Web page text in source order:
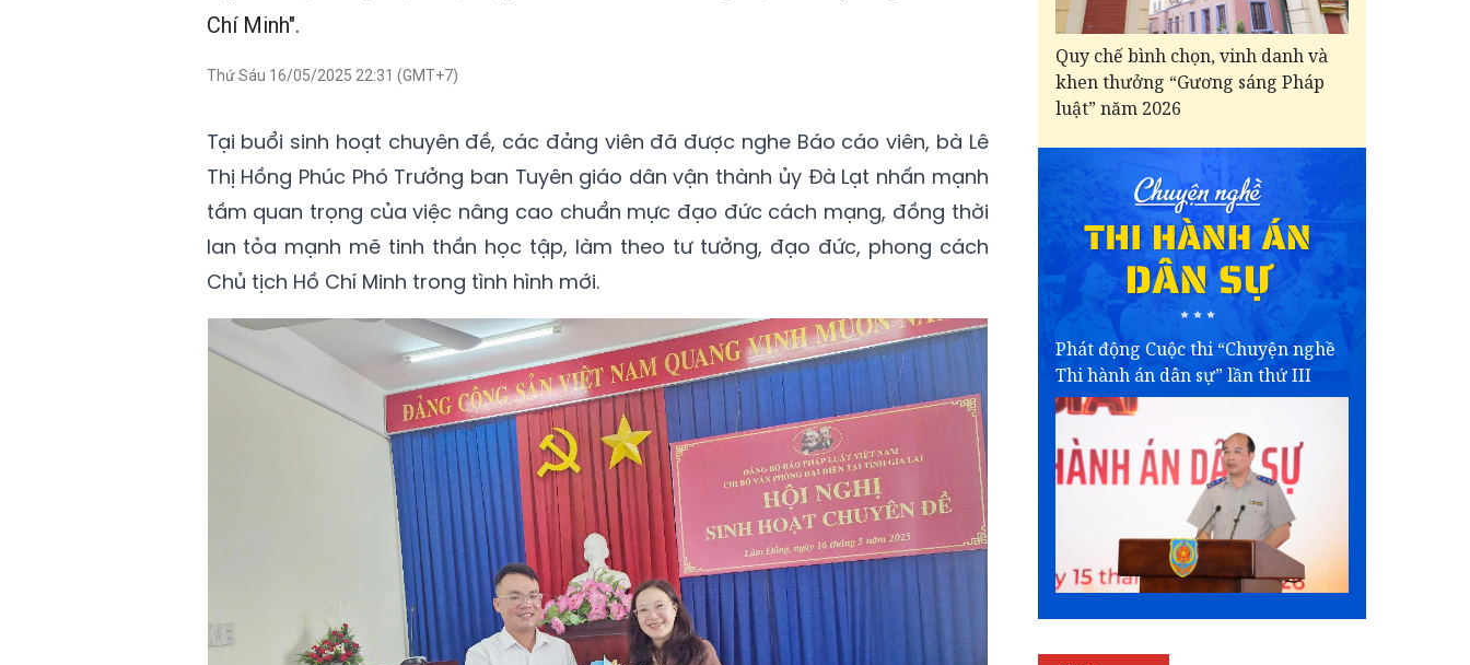
Chí Minh".
Thứ Sáu 16/05/2025 22:31 (GMT+7)
Tại buổi sinh hoạt chuyên đề, các đảng viên đã được nghe Báo cáo viên, bà Lê
Thị Hồng Phúc Phó Trưởng ban Tuyên giáo dân vận thành ủy Đà Lạt nhấn mạnh
tầm quan trọng của việc nâng cao chuẩn mực đạo đức cách mạng, đồng thời
lan tỏa mạnh mẽ tinh thần học tập, làm theo tư tưởng, đạo đức, phong cách
Chủ tịch Hồ Chí Minh trong tình hình mới.
Quy chế bình chọn, vinh danh và
khen thưởng “Gương sáng Pháp
luật” năm 2026
Phát động Cuộc thi “Chuyện nghề
Thi hành án dân sự” lần thứ III